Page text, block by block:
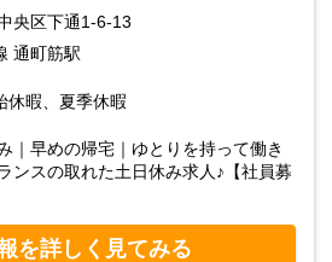
央区下通1-6-13
通町筋駅
休暇、夏季休暇
｜早めの帰宅｜ゆとりを持って働き
ンスの取れた土日休み求人♪【社員募
を詳しく見てみる